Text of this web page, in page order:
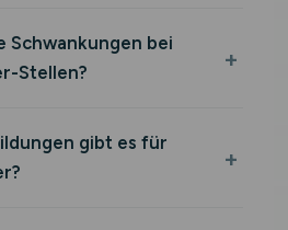
Schwankungen bei
Stellen?
gibt es für